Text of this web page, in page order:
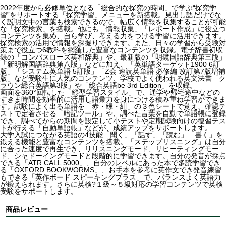
2022年度から必修単位となる「総合的な探究の時間」で学ぶ“探究学
習”をサポートする「探究学習」メニューを新搭載。見出し語だけでな
く説明文中の言葉も検索できるので、幅広く情報を収集することが可能
な「探究検索」を搭載。他にも「情報収集」「レポート作成」に役立つ
コンテンツを集め、自ら学び、考える力をつける学習に活用できます。
探究検索の活用で情報を深掘りできます。また、日々の学習から受験対
策まで役立つ6教科を網羅した豊富なコンテンツを収録。電子辞書初収
録の「コンパスローズ英和辞典」や、最新版の「明鏡国語辞典第三版」
「新明解国語辞典第八版」などに加え、「英単語ターゲット1900 6訂
版」「システム英単語 5訂版」「Z会 速読英単語 必修編 改訂第7版増補
版」など受験生に人気のコンテンツ、学校でよく使われる英文法書「ク
ラウン総合英語第3版」や「総合英語be 3rd Edition」を収録。
画面を360°回転した「縦型学習スタイル」で、通学や帰宅途中などの
すきま時間を効率的に活用し語彙力を身につける積み重ね学習ができま
す。試験によく出る単語を「赤・緑・紺」の３色シートで覚え、確認テ
ストで定着させる「暗記ツール」や、調べた言葉を自動で単語帳に登録
でき、調べてからの期間を設定して小テストや定期試験向けの復習テス
トが行える「自動単語帳」などが、成績アップをサポートします。
大学入試につながる英語の4技能「聞く」「話す」「読む」「書く」を
鍛える機能と豊富なコンテンツを搭載。「ステップリスニング」は自分
に合った速度で再生でき、リリスニングモード、リピーティングモー
ド、シャドーイングモードと段階的に学習できます。自分の発音が採点
できる「ATR CALL 5000」、自分のレベルにあった本で多読学習でき
る「OXFORD BOOKWORMS」、お手本を参考に英作文でき発音練習
もできる「英作ボード スピーキングプラス」で、バランスよく英語力
が鍛えられます。さらに英検?１級～５級対応の学習コンテンツで英検
受験をサポートします。
商品レビュー